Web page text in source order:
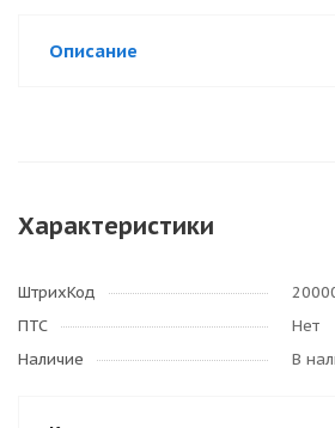
Описание
Характеристики
ШтрихКод
ПТС
Нет
Наличие
В